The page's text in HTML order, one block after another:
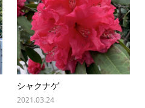
シャクナゲ
2021.03.24